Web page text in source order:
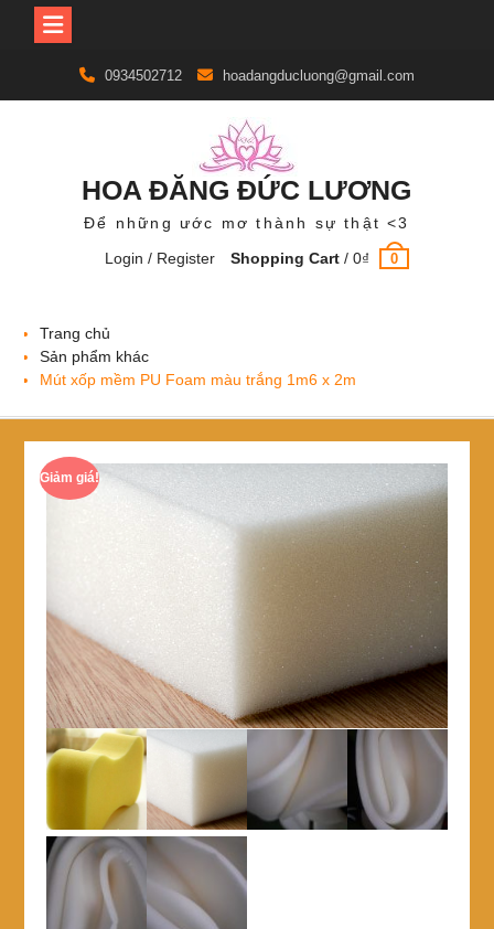
content
0934502712 hoadangducluong@gmail.com
HOA ĐĂNG ĐỨC LƯƠNG
Để những ước mơ thành sự thật <3
Login / Register
Shopping Cart /0₫ 0
Trang chủ
Sản phẩm khác
Mút xốp mềm PU Foam màu trắng 1m6 x 2m
Giảm giá!